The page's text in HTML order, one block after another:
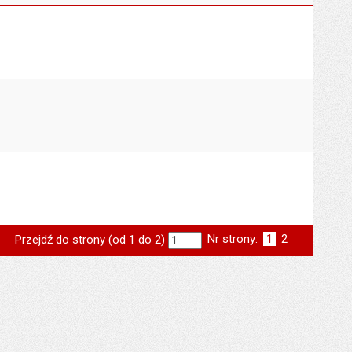
Przejdź do strony (od 1 do 2) Nr strony: Strona
1 Strona
2